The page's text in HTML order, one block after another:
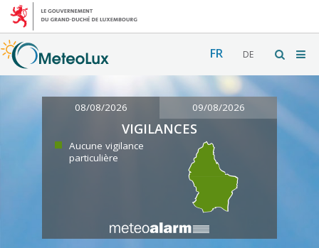
FR DE
08/08/2026 09/08/2026
VIGILANCES
Aucune vigilance
particulière